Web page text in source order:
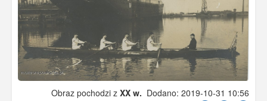
Obraz pochodzi z XX w. Dodano: 2019-10-31 10:56